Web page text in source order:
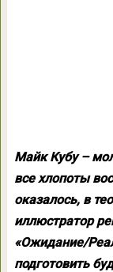
Майк Кубу –
все хлопоты
оказалось, в
иллюстратор
«Ожидание/
подготовить